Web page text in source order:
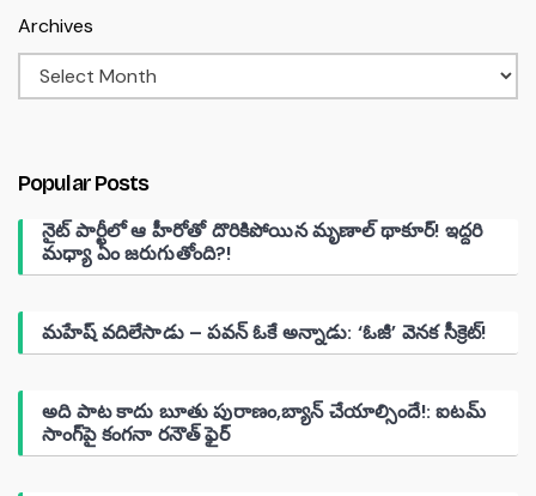
Archives
Popular Posts
నైట్ పార్టీలో ఆ హీరోతో దొరికిపోయిన మృణాల్ థాకూర్! ఇద్దరి
మధ్యా ఏం జరుగుతోంది?!
మహేష్ వదిలేసాడు – పవన్ ఓకే అన్నాడు: ‘ఓజీ’ వెనక సీక్రెట్!
అది పాట కాదు బూతు పురాణం,బ్యాన్ చేయాల్సిందే!: ఐటమ్
సాంగ్‌పై కంగనా రనౌత్ ఫైర్